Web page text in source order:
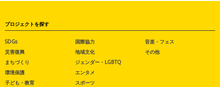
プロジェクトを探す
SDGs
災害復興
まちづくり
環境保護
子ども・教育
国際協力
地域文化
ジェンダー・LGBTQ
エンタメ
スポーツ
音楽・フェス
その他